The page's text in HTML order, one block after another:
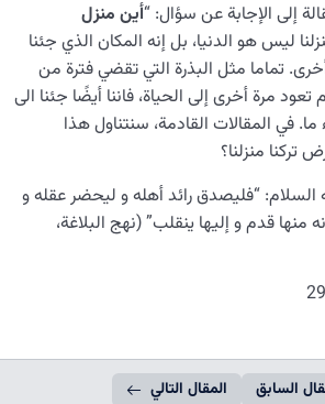
إلى الإجابة عن سؤال: “أين منزل
ليس هو الدنيا، بل إنه المكان الذي جئنا
تماما مثل البذرة التي تقضي فترة من
مرة أخرى إلى الحياة، فاننا أيضًا جئنا الى
في المقالات القادمة، سنتناول هذا
تركنا منزلنا؟
السلام: “فلیصدق رائد أهله و لیحضر عقله و
منها قدم و إلیها ینقلب” (نهج البلاغة،
السابق المقال التالي